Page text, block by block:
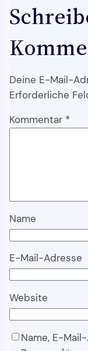
Deine E-Mail-
Erforderliche
Kommentar *
Name
E-Mail-Adresse
Website
Name, E-